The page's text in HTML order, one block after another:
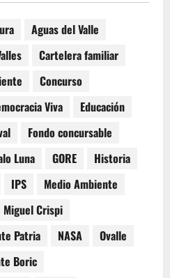
Aguas del Valle
Cartelera familiar
Concurso
Viva
Educación
Fondo concursable
Luna GORE
Historia
IPS
Medio Ambiente
Miguel Crispi
Patria NASA
Ovalle
Boric